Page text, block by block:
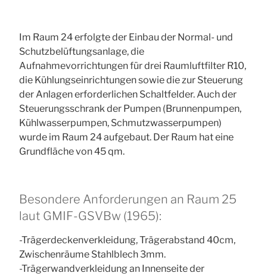
Im Raum 24 erfolgte der Einbau der Normal- und
Schutzbelüftungsanlage, die
Aufnahmevorrichtungen für drei Raumluftfilter R10,
die Kühlungseinrichtungen sowie die zur Steuerung
der Anlagen erforderlichen Schaltfelder. Auch der
Steuerungsschrank der Pumpen (Brunnenpumpen,
Kühlwasserpumpen, Schmutzwasserpumpen)
wurde im Raum 24 aufgebaut. Der Raum hat eine
Grundfläche von 45 qm.
Besondere Anforderungen an Raum 25
laut GMIF-GSVBw (1965):
-Trägerdeckenverkleidung, Trägerabstand 40cm,
Zwischenräume Stahlblech 3mm.
-Trägerwandverkleidung an Innenseite der